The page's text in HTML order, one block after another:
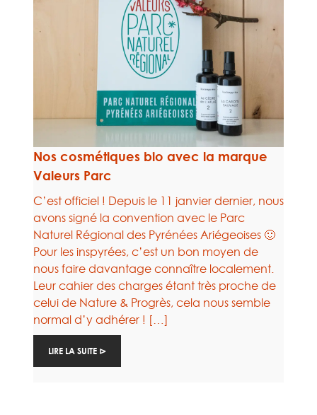
Nos cosmétiques bio avec la marque
Valeurs Parc
C’est officiel ! Depuis le 11 janvier dernier, nous
avons signé la convention avec le Parc
Naturel Régional des Pyrénées Ariégeoises 🙂
Pour les inspyrées, c’est un bon moyen de
nous faire davantage connaître localement.
Leur cahier des charges étant très proche de
celui de Nature & Progrès, cela nous semble
normal d’y adhérer ! […]
LIRE LA SUITE ⊳